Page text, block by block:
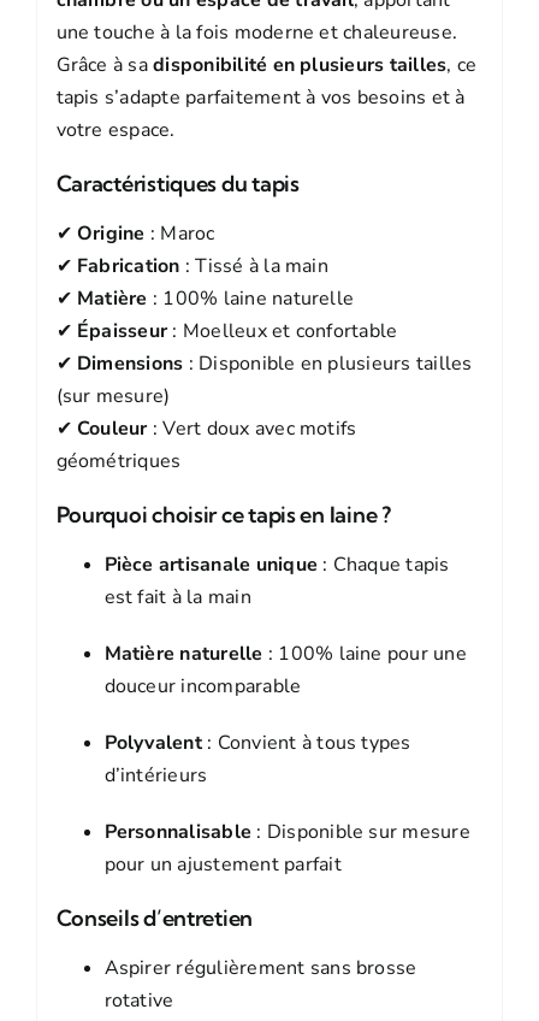
une touche à la fois moderne et chaleureuse.
Grâce à sadisponibilité en plusieurs tailles, ce
tapis s’adapte parfaitement à vos besoins et à
votre espace.
Caractéristiques du tapis
✔ Origine : Maroc
✔ Fabrication : Tissé à la main
✔ Matière : 100% laine naturelle
✔ Épaisseur: Moelleux et confortable
✔ Dimensions : Disponible en plusieurs tailles
(sur mesure)
✔ Couleur: Vert doux avec motifs
géométriques
Pourquoi choisir ce tapis en laine ?
Pièce artisanale unique : Chaque tapis
est fait à la main
Matière naturelle : 100% laine pour une
douceur incomparable
Polyvalent: Convient à tous types
d’intérieurs
Personnalisable : Disponible sur mesure
pour un ajustement parfait
Conseils d’entretien
Aspirer régulièrement sans brosse
rotative